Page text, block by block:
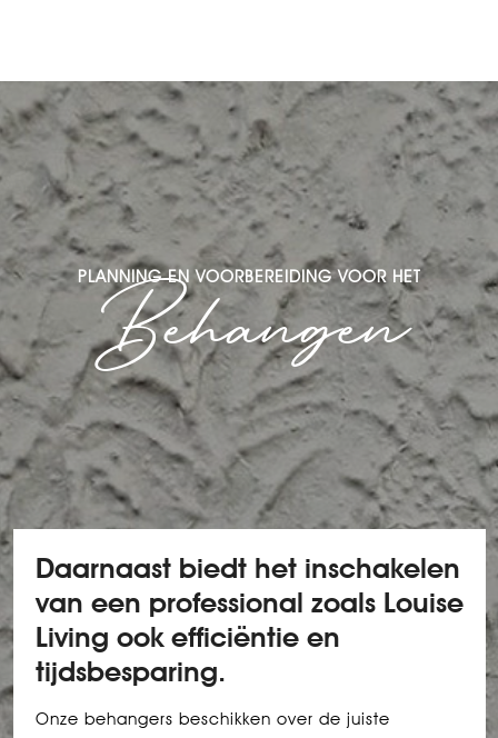
PLANNING EN VOORBEREIDING VOOR HET
Behangen
Daarnaast biedt het inschakelen
van een professional zoals Louise
Living ook efficiëntie en
tijdsbesparing.
Onze behangers beschikken over de juiste